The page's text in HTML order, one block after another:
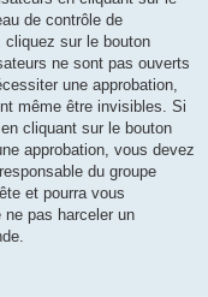
de contrôle de
cliquez sur le bouton
ne sont pas ouverts
une approbation,
même être invisibles. Si
cliquant sur le bouton
approbation, vous devez
du groupe
et pourra vous
pas harceler un